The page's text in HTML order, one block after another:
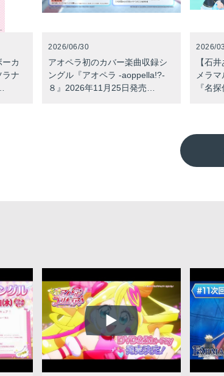
ーカ
ナ
2026/06/30
アオペラ初のカバー楽曲収録シ
ングル『アオペラ -aoppella!?-
８』2026年11月25日発売…
2026/
【石
メラ
『名